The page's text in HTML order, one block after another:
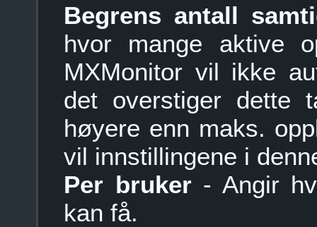
Begrens antall
hvor mange aktive
MXMonitor vil ikke
det overstiger dette
høyere enn maks.
vil innstillingene i
Per bruker - Angir
kan få.